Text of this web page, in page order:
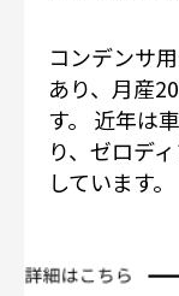
コンデンサ
あり、月産
す。 近年は
り、ゼロデ
しています。